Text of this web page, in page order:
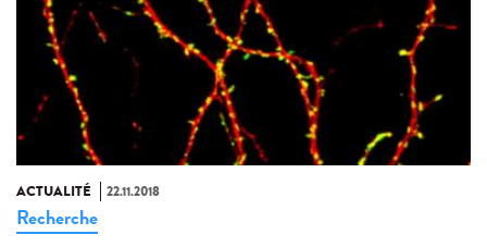
ACTUALITÉ 22.11.2018
Recherche